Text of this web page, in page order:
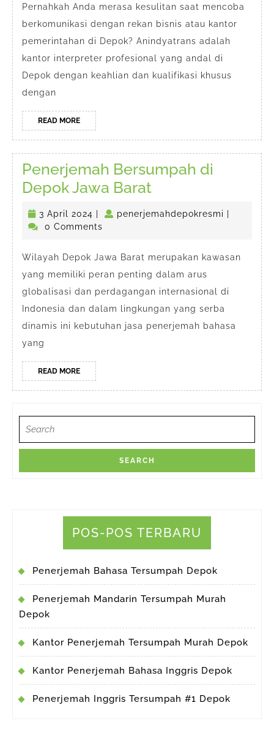
Depok
Pernahkah Anda merasa kesulitan saat mencoba
berkomunikasi dengan rekan bisnis atau kantor
pemerintahan di Depok? Anindyatrans adalah
kantor interpreter profesional yang andal di
Depok dengan keahlian dan kualifikasi khusus
dengan
READ MOREREAD
MORE
Penerjemah Bersumpah di
Depok Jawa Barat
Bersumpah
Jawa
Barat
3 April 2024 3
April
penerjemahdepokresmi
0 Comments
Wilayah Depok Jawa Barat merupakan kawasan
yang memiliki peran penting dalam arus
globalisasi dan perdagangan internasional di
Indonesia dan dalam lingkungan yang serba
dinamis ini kebutuhan jasa penerjemah bahasa
yang
READ MOREREAD
MORE
for:
POS-POS TERBARU
Penerjemah Bahasa Tersumpah Depok
Penerjemah Mandarin Tersumpah Murah
Depok
Kantor Penerjemah Tersumpah Murah Depok
Kantor Penerjemah Bahasa Inggris Depok
Penerjemah Inggris Tersumpah #1 Depok